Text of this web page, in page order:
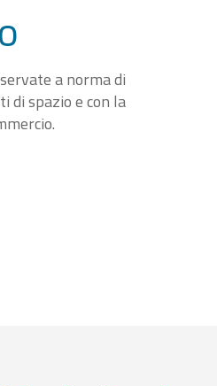
a norma di
di spazio e con la